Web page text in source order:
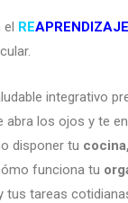
el REAPRENDIZAJE
integrativo
abra los ojos y te
disponer tu cocina,
funciona tu
tus tareas